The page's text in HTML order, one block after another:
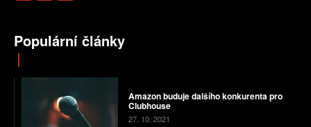
Populární články
Amazon buduje dalšího konkurenta pro
Clubhouse
27. 10. 2021